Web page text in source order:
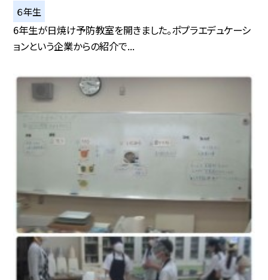
６年生
6年生が日焼け予防教室を開きました。ポプラエデュケーシ
ョンという企業からの紹介で...